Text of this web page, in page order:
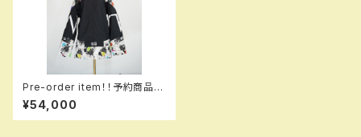
Pre-order item！！予約商品で
す！！MQ07000EM GALAXXX
Y jacket EM 991 dflbk e
m！！送料無料（日本国内のみ）
¥54,000